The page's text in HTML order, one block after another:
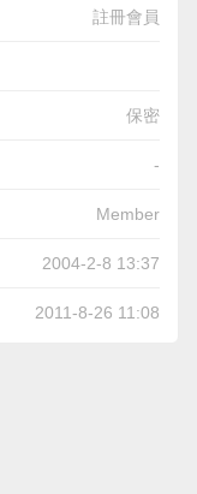
註冊會員
保密
-
Member
2004-2-8 13:37
2011-8-26 11:08